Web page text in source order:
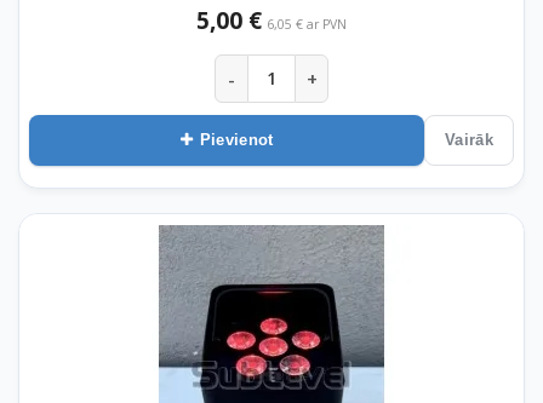
5,00 € 6,05 € ar PVN
- +
Pievienot Vairāk